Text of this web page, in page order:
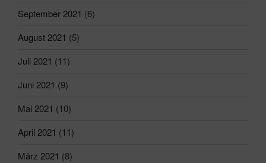
September 2021 (6)
August 2021 (5)
Juli 2021 (11)
Juni 2021 (9)
Mai 2021 (10)
April 2021 (11)
März 2021 (8)